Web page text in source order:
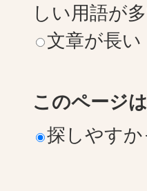
しい用語が
文章が長い
このページ
探しやすか